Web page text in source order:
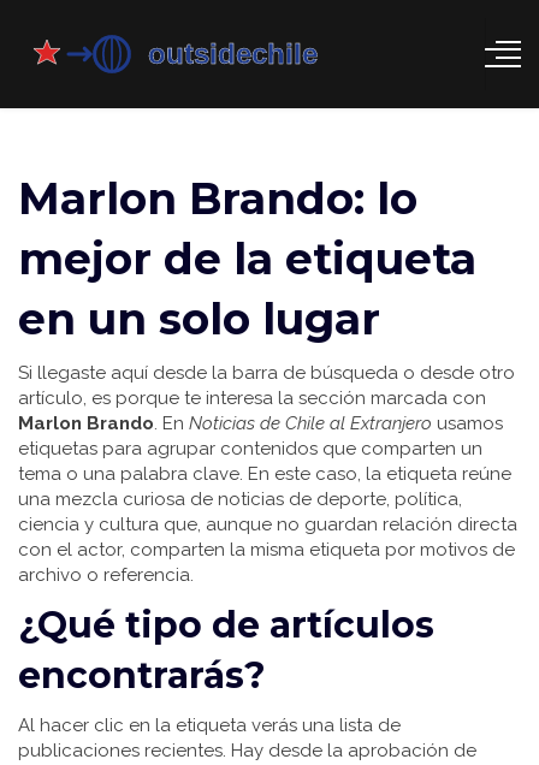
Marlon Brando: lo
mejor de la etiqueta
en un solo lugar
Si llegaste aquí desde la barra de búsqueda o desde otro
artículo, es porque te interesa la sección marcada con
Marlon Brando. En Noticias de Chile al Extranjero usamos
etiquetas para agrupar contenidos que comparten un
tema o una palabra clave. En este caso, la etiqueta reúne
una mezcla curiosa de noticias de deporte, política,
ciencia y cultura que, aunque no guardan relación directa
con el actor, comparten la misma etiqueta por motivos de
archivo o referencia.
¿Qué tipo de artículos
encontrarás?
Al hacer clic en la etiqueta verás una lista de
publicaciones recientes. Hay desde la aprobación de